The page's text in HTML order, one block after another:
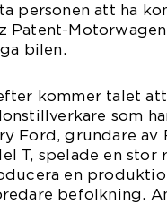
personen att ha
Patent-
bilen.
kommer talet
som
Ford, grundare av
T, spelade en
en
befolkning.